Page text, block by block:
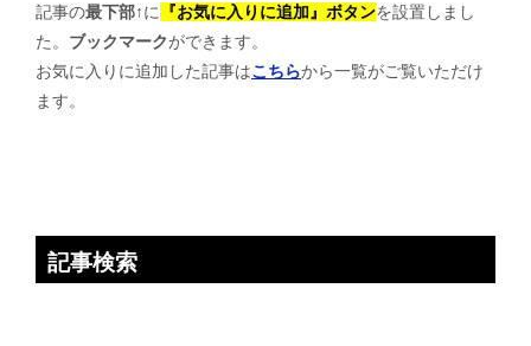
記事の最下部↑に 『お気に入りに追加』ボタンを設置しまし
た。 ブックマークができます。
お気に入りに追加した記事はこちらから一覧がご覧いただけ
ます。
記事検索